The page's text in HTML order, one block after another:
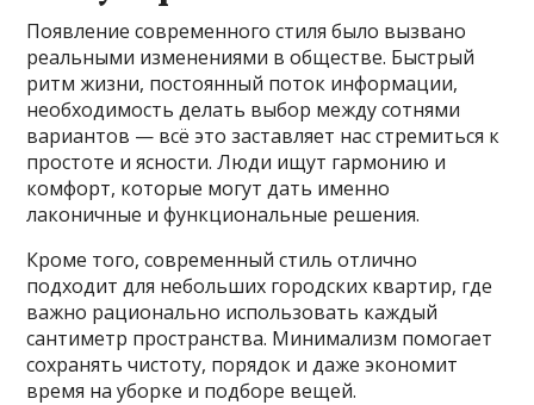
Появление современного стиля было вызвано
реальными изменениями в обществе. Быстрый
ритм жизни, постоянный поток информации,
необходимость делать выбор между сотнями
вариантов — всё это заставляет нас стремиться к
простоте и ясности. Люди ищут гармонию и
комфорт, которые могут дать именно
лаконичные и функциональные решения.
Кроме того, современный стиль отлично
подходит для небольших городских квартир, где
важно рационально использовать каждый
сантиметр пространства. Минимализм помогает
сохранять чистоту, порядок и даже экономит
время на уборке и подборе вещей.